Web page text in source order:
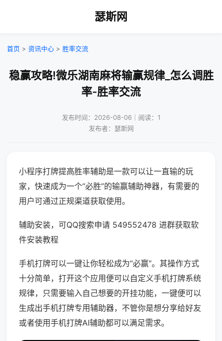
瑟斯网
首页 > 资讯中心 > 胜率交流
稳赢攻略!微乐湖南麻将输赢规律_怎么调胜
率-胜率交流
发布时间：2026-08-06｜阅读：1
发布者：瑟斯网
小程序打牌提高胜率辅助是一款可以让一直输的玩
家，快速成为一个“必胜”的输赢辅助神器，有需要的
用户可通过正规渠道获取使用。
辅助安装，可QQ搜索申请 549552478 进群获取软
件安装教程
手机打牌可以一键让你轻松成为“必赢”。其操作方式
十分简单，打开这个应用便可以自定义手机打牌系统
规律，只需要输入自己想要的开挂功能，一键便可以
生成出手机打牌专用辅助器，不管你是想分享给好友
或者使用手机打牌AI辅助都可以满足需求。